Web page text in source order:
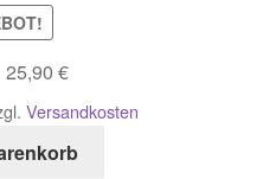
Ursprünglicher
Preis
war:
€
25,90 €Aktueller
Preis
25,90 €.
Versandkosten